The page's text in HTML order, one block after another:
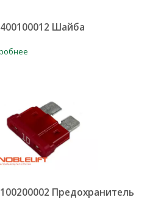
Шайба
Предохранитель